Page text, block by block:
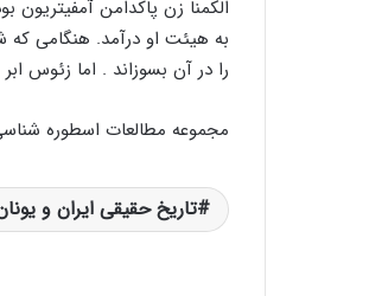
الکمنا زن پاکدامن آمفیتریون
به هیئت او درآمد. هنگامی که
را در آن بسوزاند . اما زئوس
مجموعه مطالعات اسطوره
تاریخ حقیقی ایران و